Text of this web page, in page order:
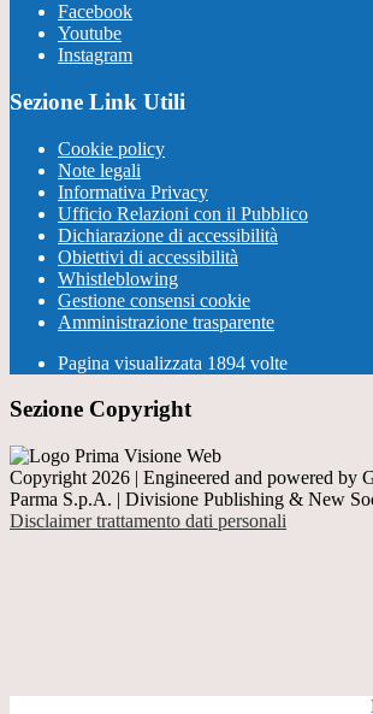
Facebook
Youtube
Instagram
Sezione Link Utili
Cookie policy
Note legali
Informativa Privacy
Ufficio Relazioni con il Pubblico
Dichiarazione di accessibilità
Obiettivi di accessibilità
Whistleblowing
Gestione consensi cookie
Amministrazione trasparente
Pagina visualizzata 1894 volte
Sezione Copyright
Copyright 2026 | Engineered and powered by
Parma S.p.A. | Divisione Publishing & New
Disclaimer trattamento dati personali